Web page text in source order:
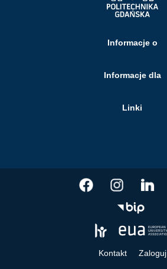
Informacje o
Informacje dla
Linki
Kontakt Zaloguj